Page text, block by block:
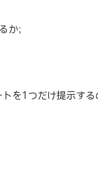
か；
を1つだけ提示す